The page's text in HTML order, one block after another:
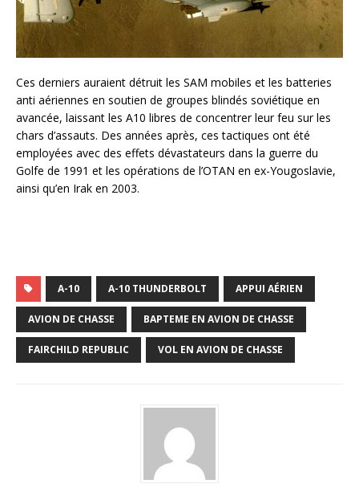
Ces derniers auraient détruit les SAM mobiles et les batteries
anti aériennes en soutien de groupes blindés soviétique en
avancée, laissant les A10 libres de concentrer leur feu sur les
chars d’assauts. Des années après, ces tactiques ont été
employées avec des effets dévastateurs dans la guerre du
Golfe de 1991 et les opérations de l’OTAN en ex-Yougoslavie,
ainsi qu’en Irak en 2003.
A-10 A-10 THUNDERBOLT APPUI AÉRIEN
AVION DE CHASSE BAPTEME EN AVION DE CHASSE
FAIRCHILD REPUBLIC VOL EN AVION DE CHASSE